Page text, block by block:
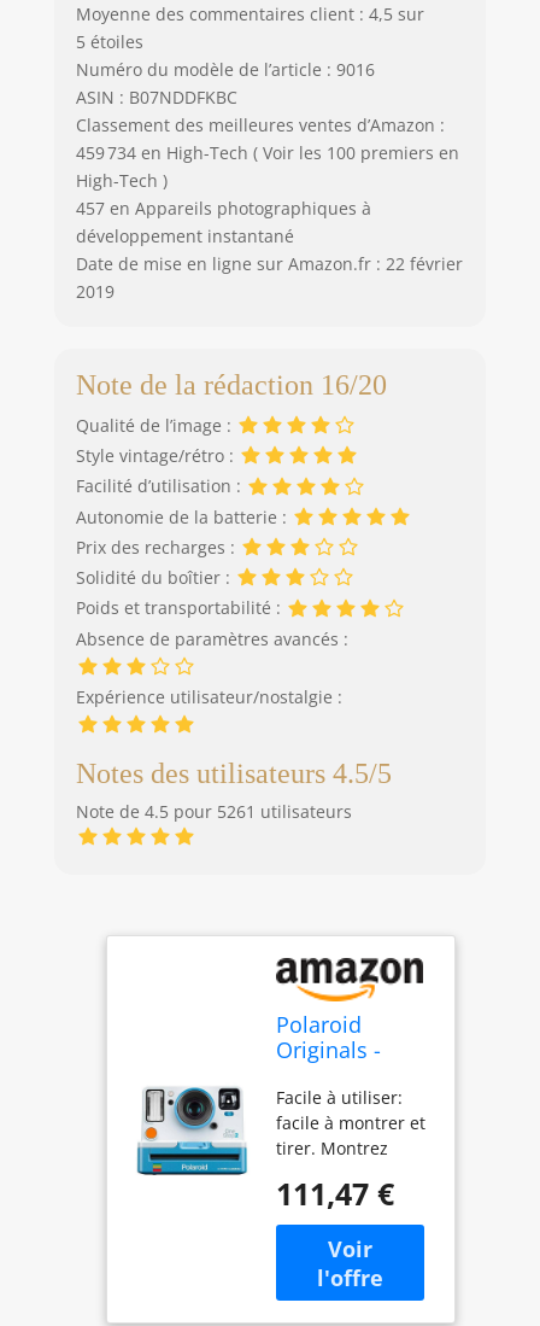
Moyenne des commentaires client : 4,5 sur
5 étoiles
Numéro du modèle de l’article : 9016
ASIN : B07NDDFKBC
Classement des meilleures ventes d’Amazon :
459 734 en High-Tech ( Voir les 100 premiers en
High-Tech )
457 en Appareils photographiques à
développement instantané
Date de mise en ligne sur Amazon.fr : 22 février
2019
Note de la rédaction 16/20
Qualité de l’image :
Style vintage/rétro :
Facilité d’utilisation :
Autonomie de la batterie :
Prix des recharges :
Solidité du boîtier :
Poids et transportabilité :
Absence de paramètres avancés :
Expérience utilisateur/nostalgie :
Notes des utilisateurs 4.5/5
Note de 4.5 pour 5261 utilisateurs
Polaroid
Originals -
2 ViewFinder
Bleu
Facile à utiliser:
facile à montrer et
tirer. Montrez
appuyez sur le
bouton rouge et il
apparaît magie.
Retardateur - 60
jours d'autonomie:
111,47 €